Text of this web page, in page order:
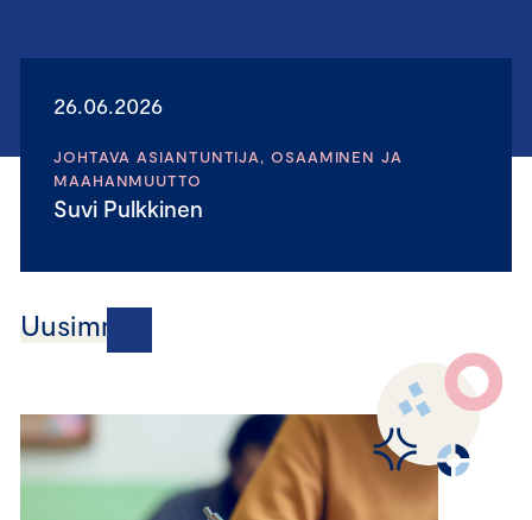
26.06.2026
JOHTAVA ASIANTUNTIJA, OSAAMINEN JA
MAAHANMUUTTO
Suvi Pulkkinen
Uusimmat